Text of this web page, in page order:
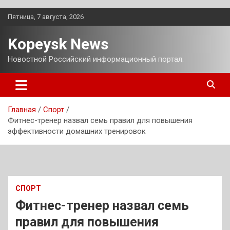
Перейти
Пятница, 7 августа, 2026
Kopeysk News
Новостной Российский информационный портал.
Главная
Спорт
Фитнес-тренер назвал семь правил для повышения
эффективности домашних тренировок
СПОРТ
Фитнес-тренер назвал семь
правил для повышения